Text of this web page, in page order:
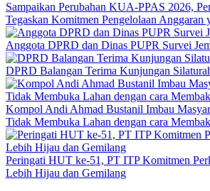
Sampaikan Perubahan KUA-PPAS 2026,
Tegaskan Komitmen Pengelolaan Anggaran
Anggota DPRD dan Dinas PUPR Survei
DPRD Balangan Terima Kunjungan
Kompol Andi Ahmad Bustanil Imbau
Tidak Membuka Lahan dengan cara
Peringati HUT ke-51, PT ITP Komitmen
Lebih Hijau dan Gemilang